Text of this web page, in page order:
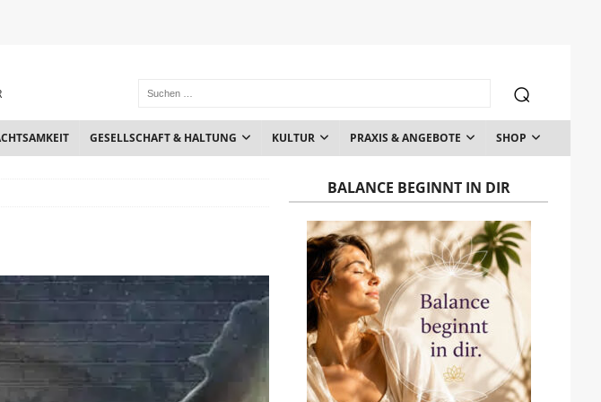
GESELLSCHAFT & HALTUNG KULTUR PRAXIS & ANGEBOTE SHOP
BALANCE BEGINNT IN DIR